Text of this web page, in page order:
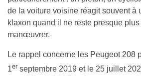
de la voiture voisine réagit souvent à
klaxon quand il ne reste presque
manœuvrer.
Le rappel concerne les Peugeot 208
1er septembre 2019 et le 25 juillet